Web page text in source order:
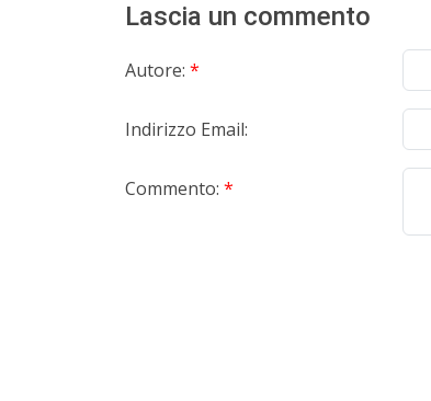
Lascia un commento
Autore: *
Indirizzo Email:
Commento: *